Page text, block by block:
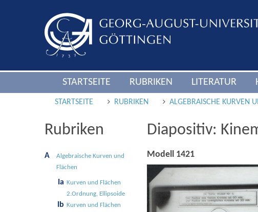
STARTSEITE RUBRIKEN LITERATUR
STARTSEITE RUBRIKEN ALGEBRAISCHE KURVEN
Rubriken
A
Alge­braische Kur­ven und
Flä­chen
Ia Kurven und Flächen
2.Ordnung, Ellipsoide
Ib Kurven und Flächen
Diapositiv:
Modell 1421